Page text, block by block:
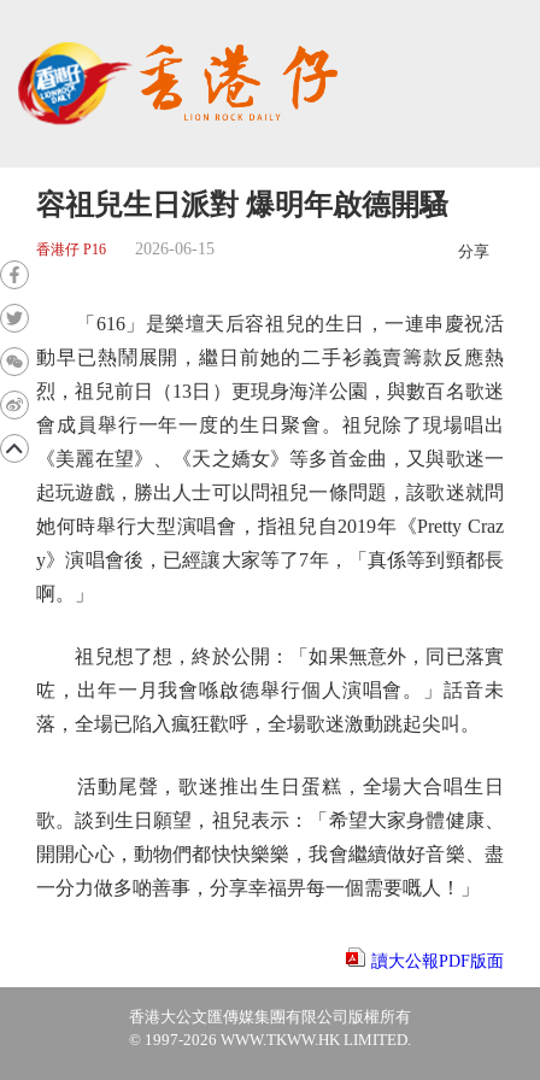
容祖兒生日派對 爆明年啟德開騷
香港仔 P16 2026-06-15 分享
「616」是樂壇天后容祖兒的生日，一連串慶祝活
動早已熱鬧展開，繼日前她的二手衫義賣籌款反應熱
烈，祖兒前日（13日）更現身海洋公園，與數百名歌迷
會成員舉行一年一度的生日聚會。祖兒除了現場唱出
《美麗在望》、《天之嬌女》等多首金曲，又與歌迷一
起玩遊戲，勝出人士可以問祖兒一條問題，該歌迷就問
她何時舉行大型演唱會，指祖兒自2019年《Pretty Craz
y》演唱會後，已經讓大家等了7年，「真係等到頸都長
啊。」
祖兒想了想，終於公開：「如果無意外，同已落實
咗，出年一月我會喺啟德舉行個人演唱會。」話音未
落，全場已陷入瘋狂歡呼，全場歌迷激動跳起尖叫。
活動尾聲，歌迷推出生日蛋糕，全場大合唱生日
歌。談到生日願望，祖兒表示：「希望大家身體健康、
開開心心，動物們都快快樂樂，我會繼續做好音樂、盡
一分力做多啲善事，分享幸福畀每一個需要嘅人！」
讀大公報PDF版面
香港大公文匯傳媒集團有限公司版權所有
© 1997-2026 WWW.TKWW.HK LIMITED.